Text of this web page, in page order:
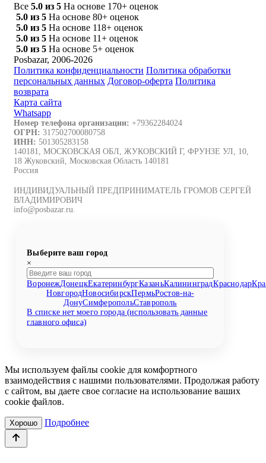
Все 5.0 из 5 На основе 170+ оценок
5.0 из 5 На основе 80+ оценок
5.0 из 5 На основе 118+ оценок
5.0 из 5 На основе 11+ оценок
5.0 из 5 На основе 5+ оценок
Posbazar, 2006-2026
Политика конфиденциальности Политика обработки
персональных данных Договор-оферта Политика
возврата
Карта сайта
Whatsapp
Номер телефона организации: +79362284024
ОГРН: 317502700080758
ИНН: 501305283158
140181, МОСКОВСКАЯ ОБЛ, ЖУКОВСКИЙ Г, ФРУНЗЕ УЛ, 10,
18 Жуковский, Московская Область 140181
Россия
ИНДИВИДУАЛЬНЫЙ ПРЕДПРИНИМАТЕЛЬ ГРОМОВ СЕРГЕЙ
ВЛАДИМИРОВИЧ
info@posbazar.ru.
Выберите ваш город
×
ВоронежДонецкЕкатеринбургКазаньКалининградКраснодар
НовгородНовосибирскПермьРостов-на-
ДонуСимферопольСтаврополь
В списке нет моего города (использовать данные
главного офиса)
Мы используем файлы cookie для комфортного
взаимодействия с нашими пользователями. Продолжая работу
с сайтом, вы даете свое согласие на использование ваших
cookie файлов.
Хорошо Подробнее